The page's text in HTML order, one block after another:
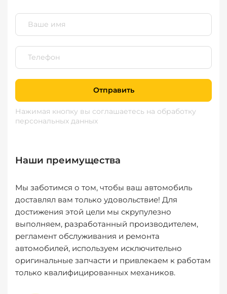
Отправить
Нажимая кнопку вы соглашаетесь на обработку
персональных данных
Наши преимущества
Мы заботимся о том, чтобы ваш автомобиль
доставлял вам только удовольствие! Для
достижения этой цели мы скрупулезно
выполняем, разработанный производителем,
регламент обслуживания и ремонта
автомобилей, используем исключительно
оригинальные запчасти и привлекаем к работам
только квалифицированных механиков.